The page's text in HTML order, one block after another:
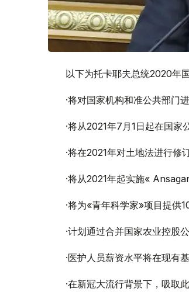
以下为托卡耶夫总统2020年
·将对国家机构和准公共部门
·将从2021年7月1日起在国家
·将在2021年对土地法进行修
·将从2021年起实施«
·将为«青年科学家»项目提供
·计划通过合并国家农业控股
·医护人员薪资水平将在现有
·在新冠大流行背景下，吸取